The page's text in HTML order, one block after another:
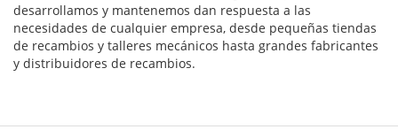
desarrollamos y mantenemos dan respuesta a las
necesidades de cualquier empresa, desde pequeñas tiendas
de recambios y talleres mecánicos hasta grandes fabricantes
y distribuidores de recambios.